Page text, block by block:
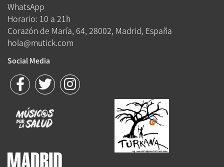
WhatsApp
Horario: 10 a 21h
Corazón de María, 64, 28002, Madrid, España
hola@mutick.com
Social Media